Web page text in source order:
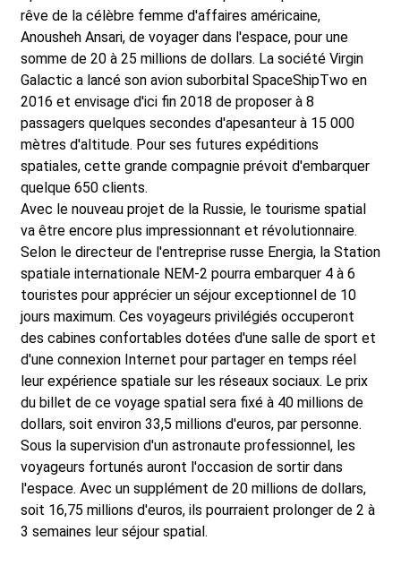
rêve de la célèbre femme d'affaires américaine,
Anousheh Ansari, de voyager dans l'espace, pour une
somme de 20 à 25 millions de dollars. La société Virgin
Galactic a lancé son avion suborbital SpaceShipTwo en
2016 et envisage d'ici fin 2018 de proposer à 8
passagers quelques secondes d'apesanteur à 15 000
mètres d'altitude. Pour ses futures expéditions
spatiales, cette grande compagnie prévoit d'embarquer
quelque 650 clients.
Avec le nouveau projet de la Russie, le tourisme spatial
va être encore plus impressionnant et révolutionnaire.
Selon le directeur de l'entreprise russe Energia, la Station
spatiale internationale NEM-2 pourra embarquer 4 à 6
touristes pour apprécier un séjour exceptionnel de 10
jours maximum. Ces voyageurs privilégiés occuperont
des cabines confortables dotées d'une salle de sport et
d'une connexion Internet pour partager en temps réel
leur expérience spatiale sur les réseaux sociaux. Le prix
du billet de ce voyage spatial sera fixé à 40 millions de
dollars, soit environ 33,5 millions d'euros, par personne.
Sous la supervision d'un astronaute professionnel, les
voyageurs fortunés auront l'occasion de sortir dans
l'espace. Avec un supplément de 20 millions de dollars,
soit 16,75 millions d'euros, ils pourraient prolonger de 2 à
3 semaines leur séjour spatial.